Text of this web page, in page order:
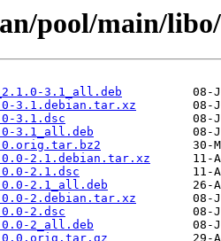
pool/main/
3.1_all.deb
3.1.debian.tar.xz
3.1.dsc
3.1_all.deb
2.1.debian.tar.xz
2.1.dsc
2.1_all.deb
2.debian.tar.xz
2.dsc
2_all.deb